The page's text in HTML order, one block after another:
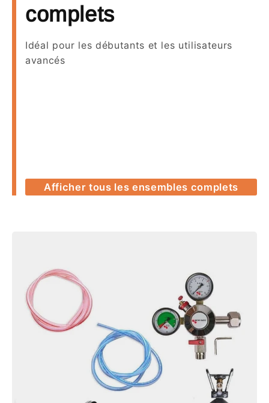
complets
Idéal pour les débutants et les utilisateurs
avancés
Afficher tous les ensembles complets